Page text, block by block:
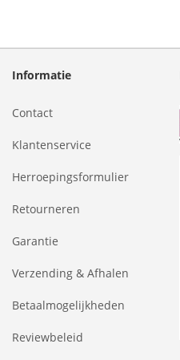
Informatie
Contact
Klantenservice
Herroepingsformulier
Retourneren
Garantie
Verzending & Afhalen
Betaalmogelijkheden
Reviewbeleid